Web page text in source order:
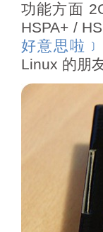
功能方面
HSPA+ /
好意思啦﹞
Linux 的朋